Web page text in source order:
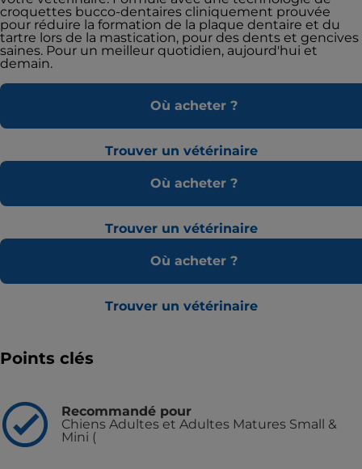
croquettes bucco-dentaires cliniquement prouvée
pour réduire la formation de la plaque dentaire et du
tartre lors de la mastication, pour des dents et gencives
saines. Pour un meilleur quotidien, aujourd'hui et
demain.
Où acheter ?
Trouver un vétérinaire
Où acheter ?
Trouver un vétérinaire
Où acheter ?
Trouver un vétérinaire
Points clés
Recommandé pour
Chiens Adultes et Adultes Matures Small &
Mini (